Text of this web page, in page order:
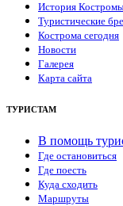
История
Туристические
Кострома сегодня
Новости
Галерея
Карта сайта
ТУРИСТАМ
В помощь
Где остановиться
Где поесть
Куда сходить
Маршруты